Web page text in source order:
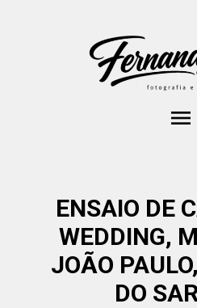
menu
ENSAIO DE
WEDDING,
JOÃO
DO